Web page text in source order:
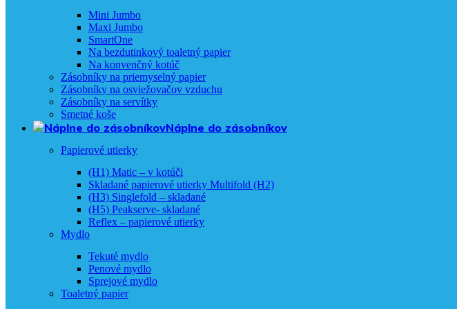
Mini Jumbo
Maxi Jumbo
SmartOne
Na bezdutinkový toaletný papier
Na konvenčný kotúč
Zásobníky na priemyselný papier
Zásobníky na osviežovačov vzduchu
Zásobníky na servítky
Smetné koše
Náplne do zásobníkov
Papierové utierky
(H1) Matic – v kotúči
Skladané papierové utierky Multifold (H2)
(H3) Singlefold – skladané
(H5) Peakserve- skladané
Reflex – papierové utierky
Mydlo
Tekuté mydlo
Penové mydlo
Sprejové mydlo
Toaletný papier